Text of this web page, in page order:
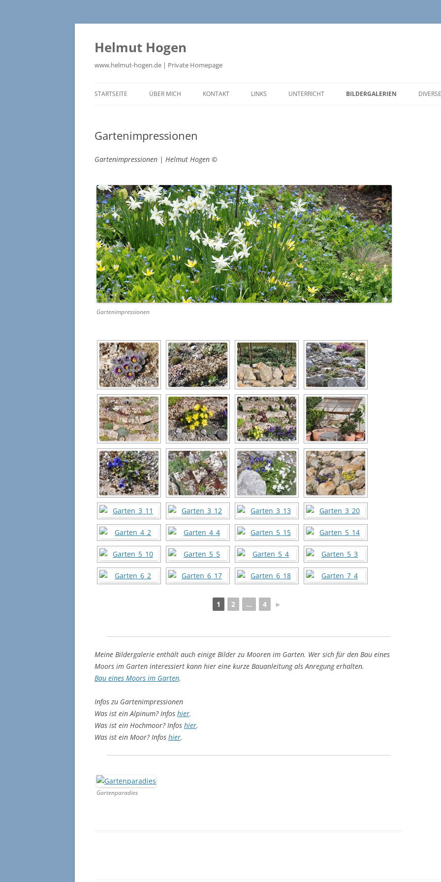
Zum
springen
Helmut Hogen
www.helmut-hogen.de | Private Homepage
STARTSEITE ÜBER MICH
VITA
KONTAKT LINKS
LINKS MUSEEN (….)
LINKS KIRCHE
UNTERRICHT BILDERGALERIEN
Gartenimpressionen
Gartenimpressionen | Helmut Hogen ©
Gartenimpressionen
1 2 ... 4 ►
Meine Bildergalerie enthält auch einige Bilder zu Mooren im Garten. Wer sich für den Bau eines
Moors im Garten interessiert kann hier eine kurze Bauanleitung als Anregung erhalten.
Bau eines Moors im Garten.
Infos zu Gartenimpressionen
Was ist ein Alpinum? Infos hier.
Was ist ein Hochmoor? Infos hier.
Was ist ein Moor? Infos hier.
Gartenparadies